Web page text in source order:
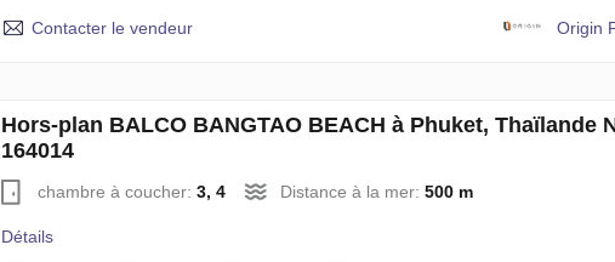
Contacter le vendeur Origin
Hors-plan BALCO BANGTAO BEACH à Phuket, Thaïlande
164014
chambre à coucher: 3, 4 Distance à la mer: 500 m
Détails